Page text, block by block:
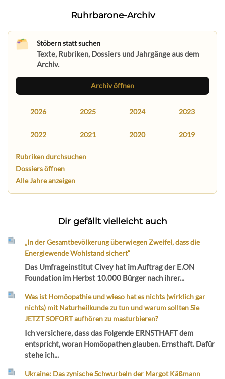
Ruhrbarone-Archiv
Stöbern statt suchen
Texte, Rubriken, Dossiers und Jahrgänge aus dem
Archiv.
Archiv öffnen
2026 2025 2024 2023
2022 2021 2020 2019
Rubriken durchsuchen
Dossiers öffnen
Alle Jahre anzeigen
Dir gefällt vielleicht auch
„In der Gesamtbevölkerung überwiegen Zweifel, dass die
Energiewende Wohlstand sichert“
Das Umfrageinstitut Civey hat im Auftrag der E.ON
Foundation im Herbst 10.000 Bürger nach ihrer...
Was ist Homöopathie und wieso hat es nichts (wirklich gar
nichts) mit Naturheilkunde zu tun und warum sollten Sie
JETZT SOFORT aufhören zu masturbieren?
Ich versichere, dass das Folgende ERNSTHAFT dem
entspricht, woran Homöopathen glauben. Ernsthaft. Dafür
stehe ich...
Ukraine: Das zynische Schwurbeln der Margot Käßmann